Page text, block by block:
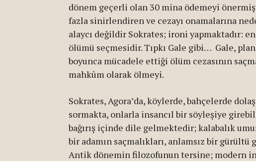
dönem geçerli olan 30 mina ödemeyi
fazla sinirlendiren ve cezayı onamalarına
alaycı değildir Sokrates; ironi yapmaktadır:
ölümü seçmesidir. Tıpkı Gale gibi… Gale,
boyunca mücadele ettiği ölüm cezasının
mahkûm olarak ölmeyi.
Sokrates, Agora’da, köylerde, bahçelerde
sormakta, onlarla insancıl bir söyleşiye
bağırış içinde dile gelmektedir; kalabalık
bir adamın saçmalıkları, anlamsız bir
Antik dönemin filozofunun tersine; modern